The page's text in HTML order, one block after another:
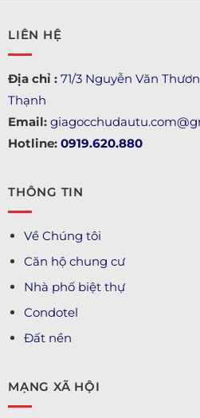
LIÊN HỆ
Địa chỉ : 71/3 Nguyễn Văn
Thạnh
Email:
Hotline: 0919.620.880
THÔNG TIN
Về Chúng tôi
Căn hộ chung cư
Nhà phố biệt thự
Condotel
Đất nền
MẠNG XÃ HỘI